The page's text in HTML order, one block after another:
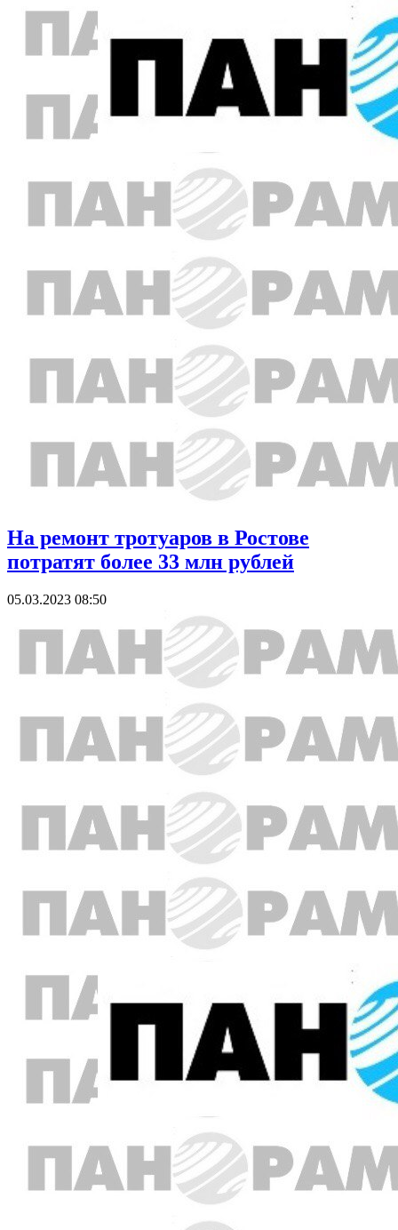
На ремонт тротуаров в Ростове
потратят более 33 млн рублей
05.03.2023 08:50